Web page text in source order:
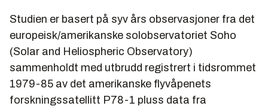
Studien er basert på syv års observasjoner fra det
europeisk/amerikanske solobservatoriet Soho
(Solar and Heliospheric Observatory)
sammenholdt med utbrudd registrert i tidsrommet
1979-85 av det amerikanske flyvåpenets
forskningssatellitt P78-1 pluss data fra